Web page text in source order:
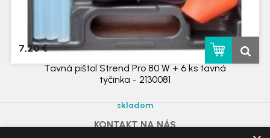
Tavná pištol Strend Pro 80 W + 6 ks tavná
tyčinka - 2130081
skladom
7,20 €
KONTAKT NA NÁS